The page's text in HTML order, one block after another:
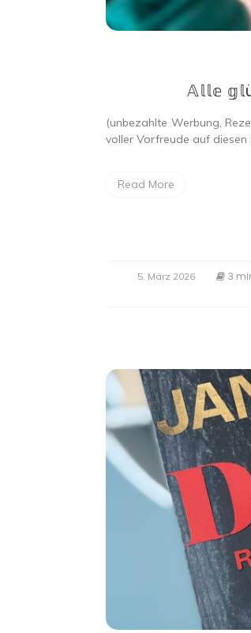
𝔸𝕝𝕝𝕖
(unbezahlte Werbung,
voller Vorfreude auf diesen
Read More
5. März 2026 3